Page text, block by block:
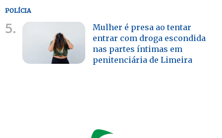
POLÍCIA
5.
Mulher é presa ao tentar
entrar com droga escondida
nas partes íntimas em
penitenciária de Limeira